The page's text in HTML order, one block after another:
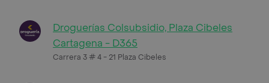
Droguerías Colsubsidio, Plaza Cibeles
Cartagena - D365
Carrera 3 # 4 - 21 Plaza Cibeles